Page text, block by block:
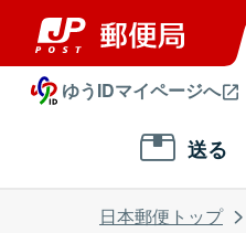
ゆうIDマイページへ
送る
日本郵便トップ